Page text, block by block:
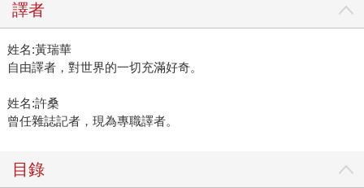
譯者
姓名:黃瑞華
自由譯者，對世界的一切充滿好奇。
姓名:許桑
曾任雜誌記者，現為專職譯者。
目錄